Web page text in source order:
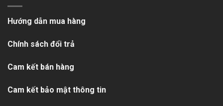
Hướng dẫn mua hàng
Chính sách đổi trả
Cam kết bán hàng
Cam kết bảo mật thông tin